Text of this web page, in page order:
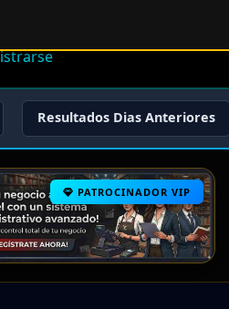
Resultados Dias Anteriores
PATROCINADOR VIP